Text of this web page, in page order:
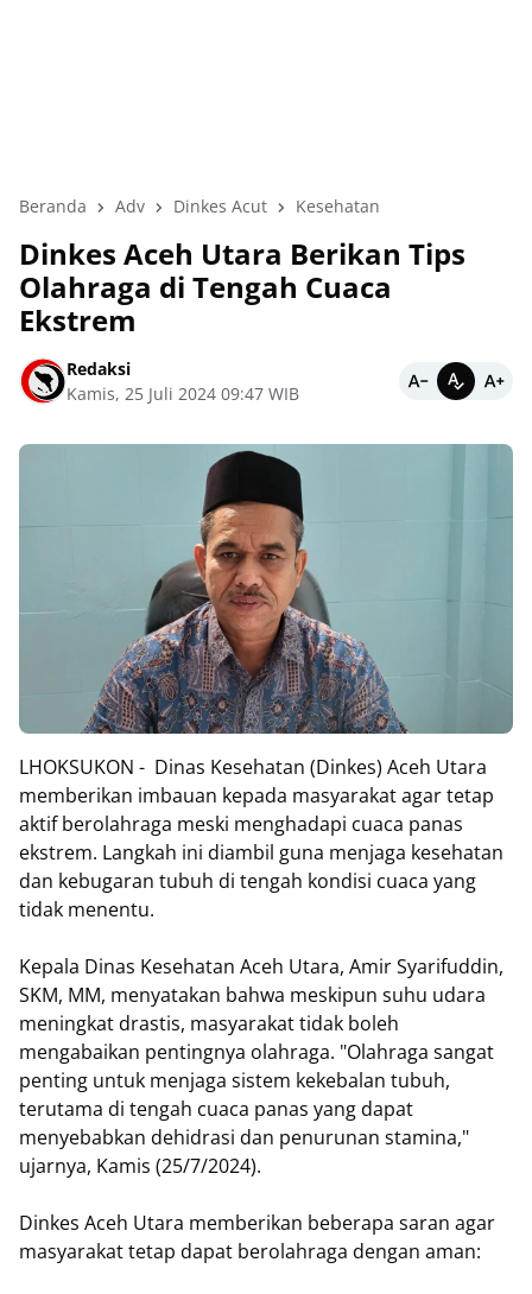
Beranda Adv Dinkes Acut Kesehatan
Dinkes Aceh Utara Berikan Tips
Olahraga di Tengah Cuaca
Ekstrem
Redaksi
Kamis, 25 Juli 2024 09:47 WIB
LHOKSUKON - Dinas Kesehatan (Dinkes) Aceh Utara
memberikan imbauan kepada masyarakat agar tetap
aktif berolahraga meski menghadapi cuaca panas
ekstrem. Langkah ini diambil guna menjaga kesehatan
dan kebugaran tubuh di tengah kondisi cuaca yang
tidak menentu.
Kepala Dinas Kesehatan Aceh Utara, Amir Syarifuddin,
SKM, MM, menyatakan bahwa meskipun suhu udara
meningkat drastis, masyarakat tidak boleh
mengabaikan pentingnya olahraga. "Olahraga sangat
penting untuk menjaga sistem kekebalan tubuh,
terutama di tengah cuaca panas yang dapat
menyebabkan dehidrasi dan penurunan stamina,"
ujarnya, Kamis (25/7/2024).
Dinkes Aceh Utara memberikan beberapa saran agar
masyarakat tetap dapat berolahraga dengan aman: